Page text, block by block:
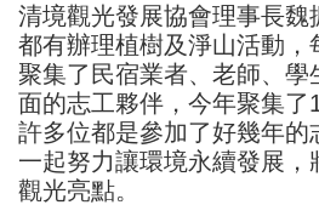
清境觀光發展協會理事長魏
都有辦理植樹及淨山活動，
聚集了民宿業者、老師、學
面的志工夥伴，今年聚集了
許多位都是參加了好幾年的
一起努力讓環境永續發展，
觀光亮點。